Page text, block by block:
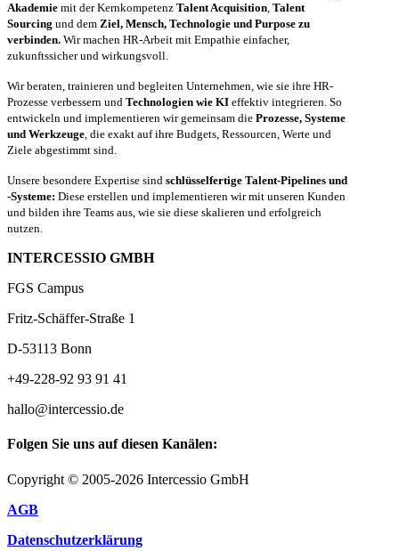
Akademie mit der Kernkompetenz Talent Acquisition, Talent
Sourcing und dem Ziel, Mensch, Technologie und Purpose zu
verbinden. Wir machen HR-Arbeit mit Empathie einfacher,
zukunftssicher und wirkungsvoll.
Wir beraten, trainieren und begleiten Unternehmen, wie sie ihre HR-
Prozesse verbessern und Technologien wie KI effektiv integrieren. So
entwickeln und implementieren wir gemeinsam die Prozesse, Systeme
und Werkzeuge, die exakt auf ihre Budgets, Ressourcen, Werte und
Ziele abgestimmt sind.
Unsere besondere Expertise sind schlüsselfertige Talent-Pipelines und
-Systeme: Diese erstellen und implementieren wir mit unseren Kunden
und bilden ihre Teams aus, wie sie diese skalieren und erfolgreich
nutzen.
INTERCESSIO GMBH
FGS Campus
Fritz-Schäffer-Straße 1
D-53113 Bonn
+49-228-92 93 91 41
hallo@intercessio.de
Folgen Sie uns auf diesen Kanälen:
Copyright © 2005-2026 Intercessio GmbH
AGB
Datenschutzerklärung